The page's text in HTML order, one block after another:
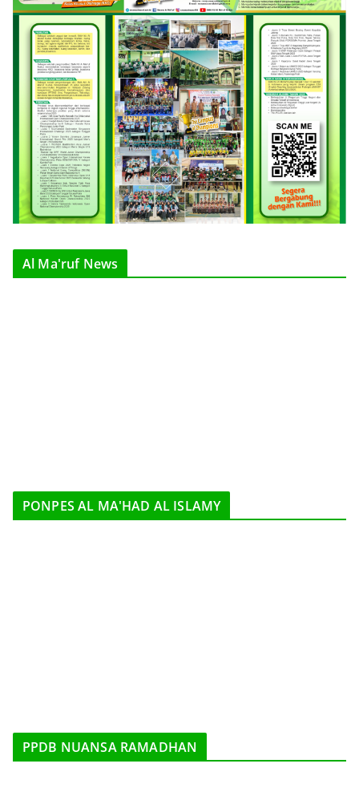
Al Ma'ruf News
PONPES AL MA'HAD AL ISLAMY
PPDB NUANSA RAMADHAN